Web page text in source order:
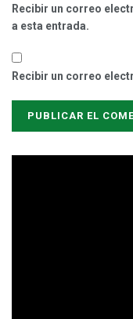
Recibir un correo
a esta entrada.
Recibir un correo